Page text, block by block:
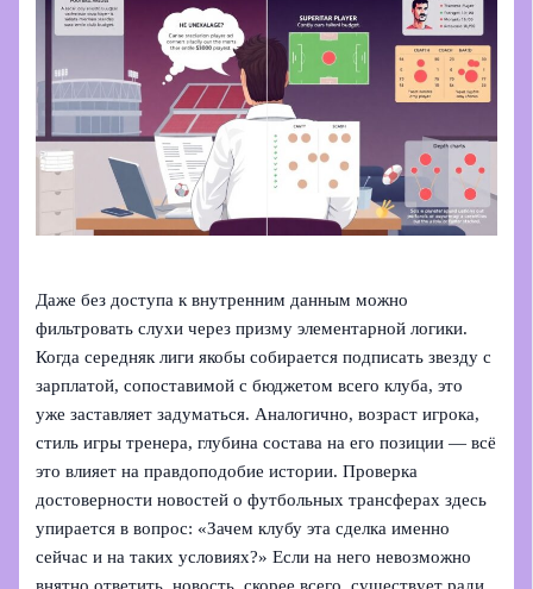
Даже без доступа к внутренним данным можно
фильтровать слухи через призму элементарной логики.
Когда середняк лиги якобы собирается подписать звезду с
зарплатой, сопоставимой с бюджетом всего клуба, это
уже заставляет задуматься. Аналогично, возраст игрока,
стиль игры тренера, глубина состава на его позиции — всё
это влияет на правдоподобие истории. Проверка
достоверности новостей о футбольных трансферах здесь
упирается в вопрос: «Зачем клубу эта сделка именно
сейчас и на таких условиях?» Если на него невозможно